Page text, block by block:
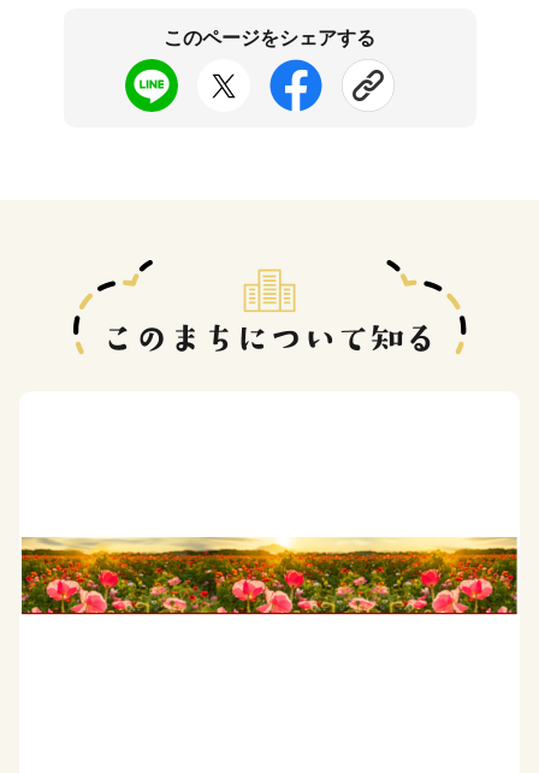
このページをシェアする